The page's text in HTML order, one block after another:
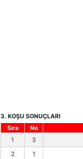
3. KOŞU SONUÇLARI
Sıra
No
1
3
2
1